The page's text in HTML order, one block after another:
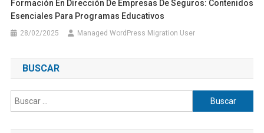
Formación En Dirección De Empresas De Seguros: Contenidos
Esenciales Para Programas Educativos
28/02/2025 Managed WordPress Migration User
BUSCAR
Buscar: